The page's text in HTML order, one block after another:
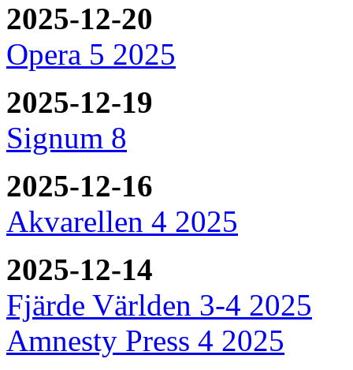
2025-12-20
Opera 5 2025
2025-12-19
Signum 8
2025-12-16
Akvarellen 4 2025
2025-12-14
Fjärde Världen 3-4 2025
Amnesty Press 4 2025